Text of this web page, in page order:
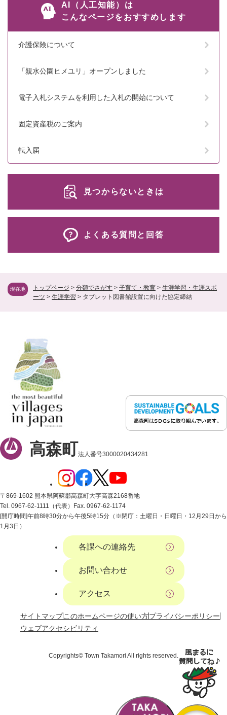
現在地 トップページ > 分類でさがす > 子育て・教育 > 生涯学習・生涯スポ
ーツ > 生涯学習 > タブレット図書館設置に向けた協定締結
AI（人工知能）は
こんなページをおすすめします
介護保険について
「親水公園ヒメユリ」オープンしました
電子入札システムを利用した入札の開始について
固定資産税のご案内
転入届
見つからないときは
よくある質問と回答
高森町法人番号3000020434281
〒869-1602 熊本県阿蘇郡高森町大字高森2168番地
Tel. 0967-62-1111（代表）
Fax. 0967-62-1174
[開庁時間]午前8時30分から午後5時15分（※閉庁：土曜日・日曜日・12月29日から
1月3日）
各課への連絡先
お問い合わせ
アクセス
サイトマップこのホームページの使い方プライバシーポリシー
ウェブアクセシビリティ
Copyrights© Town Takamori All rights reserved.